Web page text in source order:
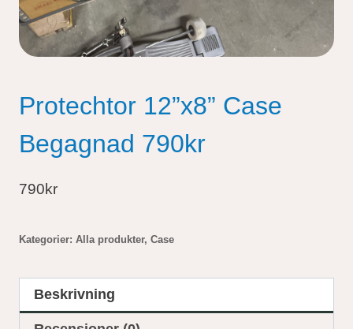
Protechtor 12”x8” Case
Begagnad 790kr
790kr
Kategorier: Alla produkter, Case
Beskrivning